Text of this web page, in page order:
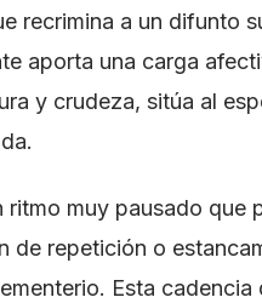
recrimina a un difunto
aporta una carga
y crudeza, sitúa al
muy pausado que
de repetición o
Esta cadencia